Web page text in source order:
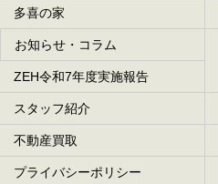
多喜の家
お知らせ・コラム
ZEH令和7年度実施報告
スタッフ紹介
不動産買取
プライバシーポリシー